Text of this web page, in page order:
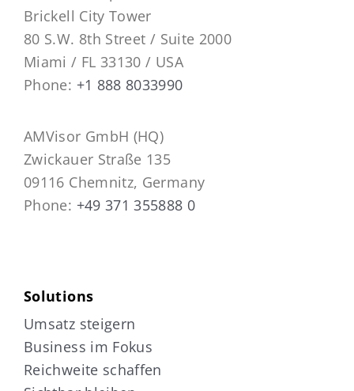
Brickell City Tower
80 S.W. 8th Street / Suite 2000
Miami / FL 33130 / USA
Phone: +1 888 8033990
AMVisor GmbH (HQ)
Zwickauer Straße 135
09116 Chemnitz, Germany
Phone: +49 371 355888 0
Solutions
Umsatz steigern
Business im Fokus
Reichweite schaffen